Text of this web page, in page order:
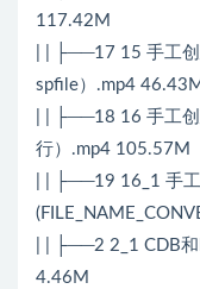
117.42M
| | ├──17 15 手工
spfile）.mp4
| | ├──18 16 手工
行）.mp4 105.57M
| | ├──19 16_1 手
| | ├──2 2_1 CDB
4.46M